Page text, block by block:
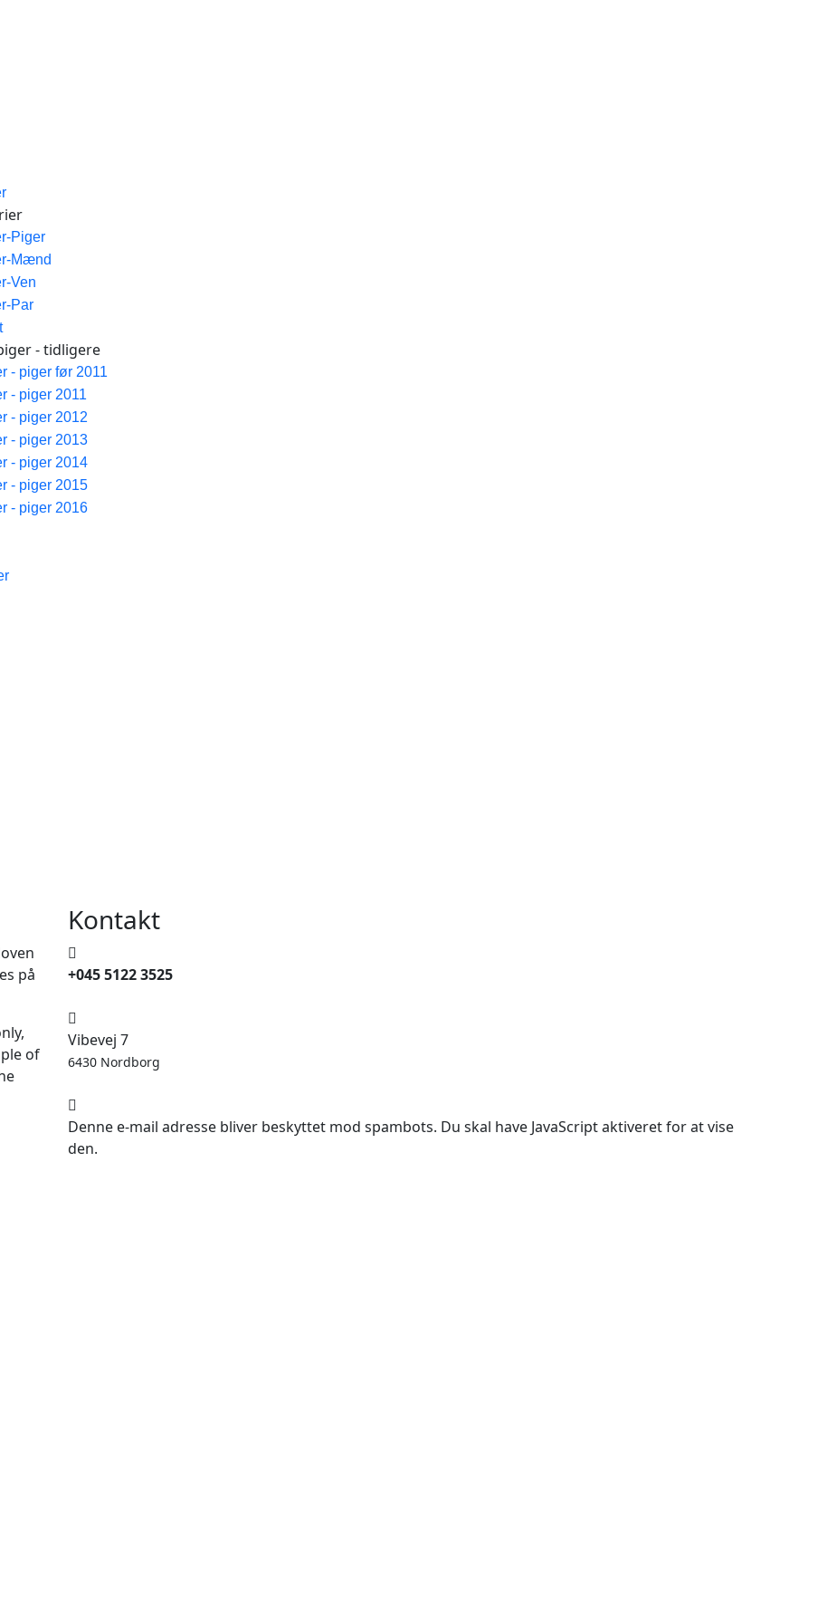
Piger
Mænd
Ven
Par
- tidligere
- piger før 2011
- piger 2011
- piger 2012
- piger 2013
- piger 2014
- piger 2015
- piger 2016
på
of
Kontakt
+045 5122 3525
Vibevej 7
6430 Nordborg
Denne e-mail adresse bliver beskyttet mod spambots. Du skal have JavaScript aktiveret for at vise
den.